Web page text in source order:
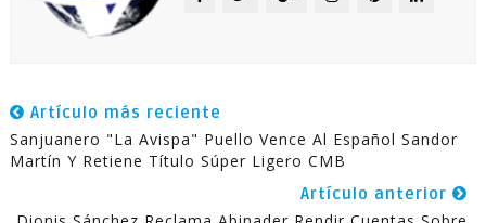
Artículo más reciente
Sanjuanero "La Avispa" Puello Vence Al Español Sandor
Martín Y Retiene Título Súper Ligero CMB
Artículo anterior